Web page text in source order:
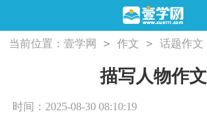
当前位置：壹学网 > 作文 > 话题作文
描写人物作文
时间：2025-08-30 08:10:19